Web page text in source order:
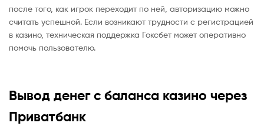
после того, как игрок переходит по ней, авторизацию можно
считать успешной. Если возникают трудности с регистрацией
в казино, техническая поддержка Гоксбет может оперативно
помочь пользователю.
Вывод денег с баланса казино через
Приватбанк